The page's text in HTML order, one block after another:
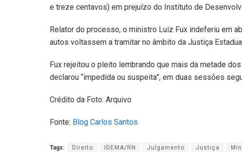
e treze centavos) em prejuízo do Instituto de
Relator do processo, o ministro Luiz Fux indeferiu em
autos voltassem a tramitar no âmbito da Justiça
Fux rejeitou o pleito lembrando que mais da metade
declarou “impedida ou suspeita”, em duas sessões
Crédito da Foto: Arquivo
Fonte: Blog Carlos Santos
Tags: Direito IDEMA/RN Julgamento Justiça